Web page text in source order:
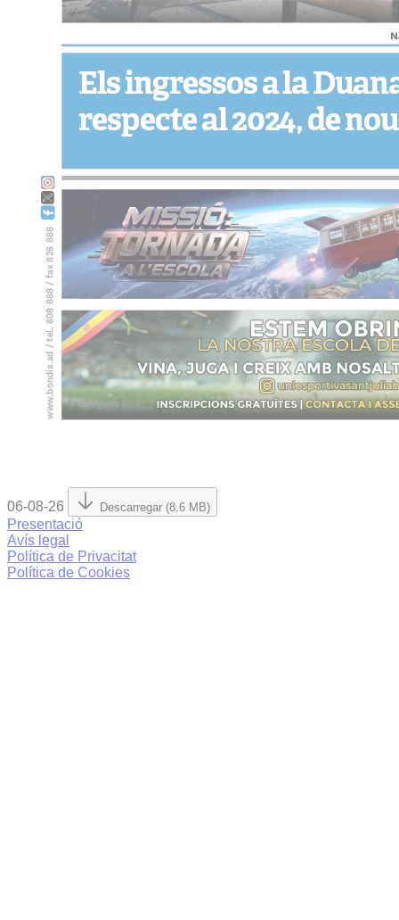
06-08-26 Descarregar (8.6 MB)
Presentació
Avís legal
Política de Privacitat
Política de Cookies